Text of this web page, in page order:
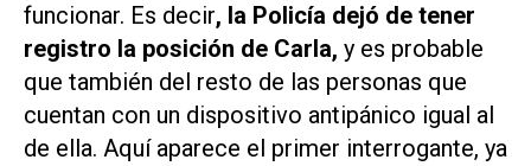
funcionar. Es decir, la Policía dejó de tener
registro la posición de Carla, y es probable
que también del resto de las personas que
cuentan con un dispositivo antipánico igual al
de ella. Aquí aparece el primer interrogante, ya